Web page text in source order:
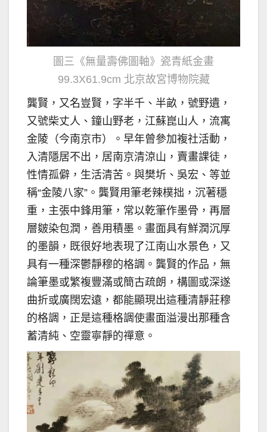
圖三《無量壽佛圖軸》瓷青紙金畫
99.3X61.9cm 北京故宮博物院藏
龔賢，又名豈賢，字半千、半畝，號野遺，
又號柴丈人、鐘山野老，江蘇崑山人，流寓
金陵（今南京市）。早年曾參加複社活動，
入清隱居不出，居南京清涼山，賣畫課徒，
性情孤僻，生活清苦。與樊圻、吳宏、等並
稱“金陵八家”。龔賢用筆老辣樸拙，沉著穩
重，主張中鋒用筆，常以乾筆作墨骨，再層
層皴染包潤，善用積墨。畫面具有鮮潤沉厚
的墨韻，既很好地表現了江南山水景色，又
具有一種深鬱靜穆的格調。龔賢的作品，無
論筆墨或繁複豐滿或簡古疏朗，構圖或深遂
曲折或廣闊宏遠，都能顯現出這種清靜莊穆
的格調，正是這種格調使畫面溢漫出那種含
蓄清純、空靈寧靜的禪意。